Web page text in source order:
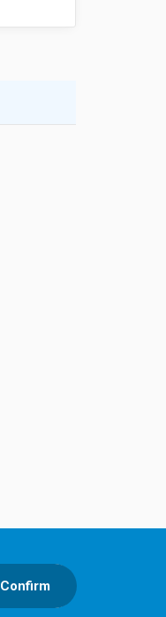
Confirm